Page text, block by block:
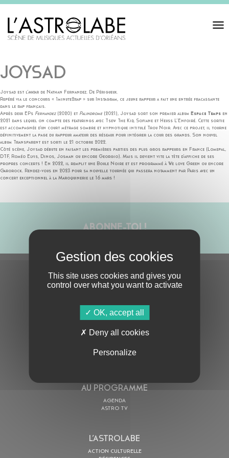
Toggle
JOYSAD
Joysad est l’avatar de Nathan Fernandez. De Périgueux.
Repéré via le concours « 1minute2rap » sur Instagram, ce jeune rappeur a fait une entrée fracassante
dans le rap français.
Après deux EPs Fernandez(2020) et Palindrome(2021), Joysad sort son premier album Espace Temps en
2021 dans lequel on compte des featurings avec Tsew The Kid, Sofiane et Heuss L’Enfoiré. Cette sortie
est accompagnée d’un court métrage sombre et hypnotique intitulé Trou Noir. Avec ce projet, il tourne
définitivement la page du rappeur amateur des réseaux pour intégrer la cour des grands. Son nouvel
album Transparent est sorti le 21 octobre 2022.
Côté scène, Joysad débute en faisant les premières parties des plus gros rappeurs en France (Lomepal,
DTF, Roméo Elvis, Dinos, Josman ou encore Georgio). Mais il devient vite la tête d’affiche de ses
propres concerts ! En 2022, il remplit une Boule Noire et est programmé à We love Green ou encore
Garorock. Rendez-vous en 2023 pour sa nouvelle tournée qui passera notamment par Paris avec un
concert exceptionnel à la Maroquinerie le 16 mars !
ABONNE-TOI !
S'ABONNER À LA NEWSLETTER
En cochant cette case, j’accepte la Politique de confidentialité
AU PROGRAMME
AGENDA
ASTRO TV
L’ASTROLABE
ACTION CULTURELLE
This site uses cookies and gives you
control over what you want to activate
OK, accept all
Deny all cookies
Personalize